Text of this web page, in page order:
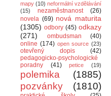
mapy (10) neformální vzdělávání
(15)
nezaměstnanost
(26)
novela (69) nová maturita
(1305) odbory (45) odkazy
(271)
ombudsman
(40)
online (174) open source (23)
otevřený dopis
(42)
pedagogicko-psychologické
poradny
(41) petice (19)
polemika
(1885)
pozvánky
(1810)